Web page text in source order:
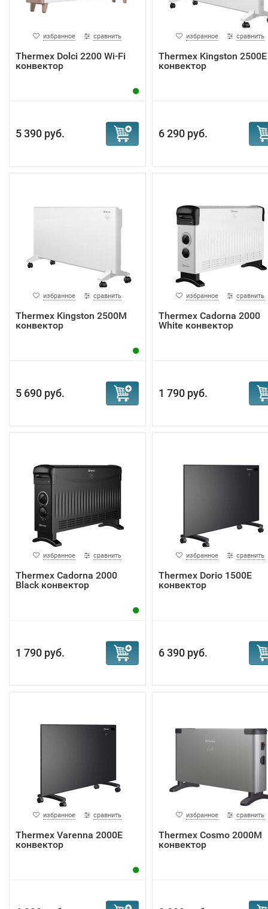
избранное сравнить
Тhermex Dolci 2200 Wi-Fi
конвектор
5 390 руб.
избранное сравнить
Тhermex Kingston 2500E
конвектор
6 290 руб.
избранное сравнить
Тhermex Kingston 2500M
конвектор
5 690 руб.
избранное сравнить
Тhermex Cadorna 2000
White конвектор
1 790 руб.
избранное сравнить
Тhermex Cadorna 2000
Black конвектор
1 790 руб.
избранное сравнить
Тhermex Dorio 1500E
конвектор
6 390 руб.
избранное сравнить
Тhermex Varenna 2000E
конвектор
избранное сравнить
Тhermex Cosmo 2000M
конвектор